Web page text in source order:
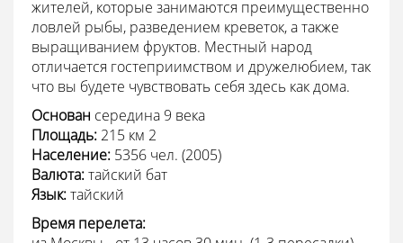
жителей, которые занимаются преимущественно
ловлей рыбы, разведением креветок, а также
выращиванием фруктов. Местный народ
отличается гостеприимством и дружелюбием, так
что вы будете чувствовать себя здесь как дома.
Основан середина 9 века
Площадь: 215 км 2
Население: 5356 чел. (2005)
Валюта:тайский бат
Язык:тайский
Время перелета: